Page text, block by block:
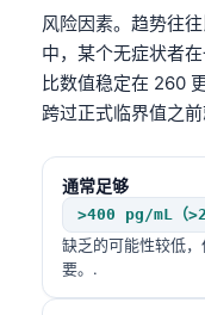
风险因素。趋势往
中，某个无症状者
比数值稳定在 260
跨过正式临界值之
通常足够
>400 pg/mL（
缺乏的可能性较低
要。.